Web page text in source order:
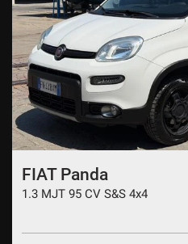
FIAT Panda
1.3 MJT 95 CV S&S 4x4